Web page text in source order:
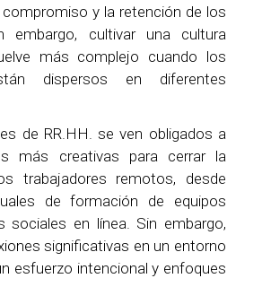
compromiso y la retención de los
embargo, cultivar una cultura
más complejo cuando los
dispersos en diferentes
de RR.HH. se ven obligados a
más creativas para cerrar la
trabajadores remotos, desde
de formación de equipos
sociales en línea. Sin embargo,
significativas en un entorno
esfuerzo intencional y enfoques